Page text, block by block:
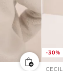
-30%
CECIL